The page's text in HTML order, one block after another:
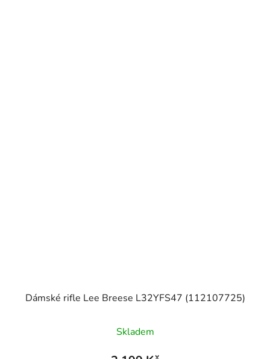
Dámské rifle Lee Breese L32YFS47 (112107725)
Skladem